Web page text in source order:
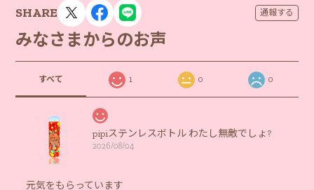
SHARE 通報する
みなさまからのお声
すべて 1 0 0
pipiステンレスボトル わたし無敵でしょ?
2026/08/04
元気をもらっています